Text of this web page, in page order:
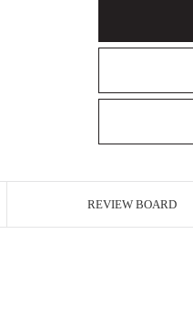
REVIEW BOARD